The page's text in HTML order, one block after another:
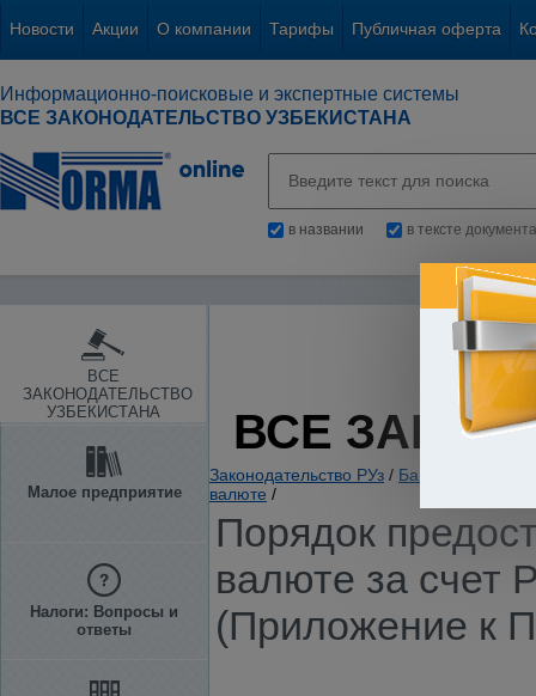
Новости Акции О компании Тарифы Публичная оферта
Информационно-поисковые и экспертные системы
ВСЕ ЗАКОНОДАТЕЛЬСТВО УЗБЕКИСТАНА
в названии в тексте документа
ВСЕ
ЗАКОНОДАТЕЛЬСТВО
УЗБЕКИСТАНА
Малое предприятие
Налоги: Вопросы и
ответы
ВСЕ
Законодательство РУз / Банки.
валюте /
Порядок
валюте за счет
(Приложение к